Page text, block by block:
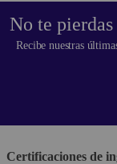
No te
Recibe nuestras
Certificaciones de